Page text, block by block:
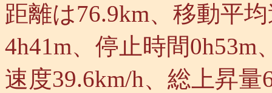
距離は76.9km、移動平
4h41m、停止時間0h53m
速度39.6km/h、総上昇量